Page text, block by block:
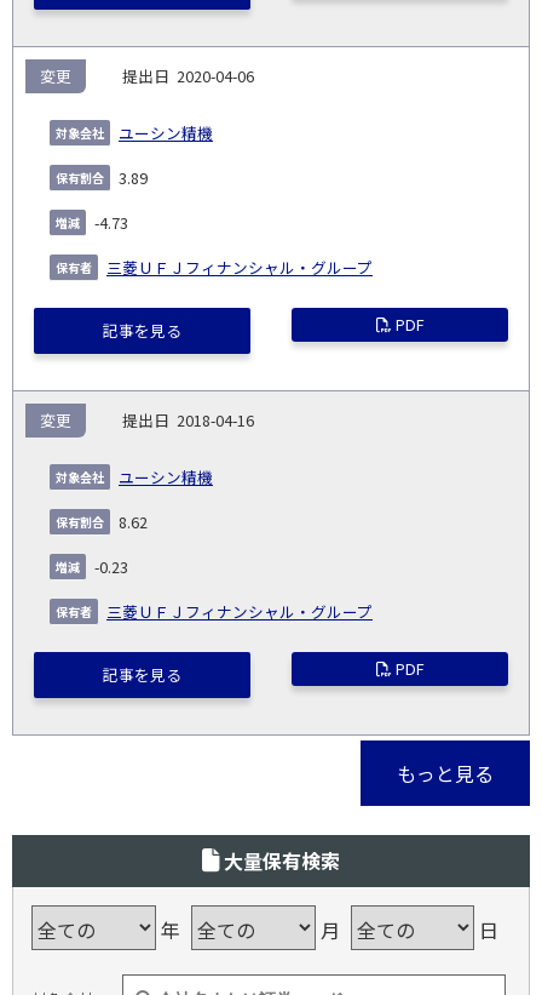
2020-04-06
ユーシン精機
変更
3.89
-4.73
三菱ＵＦＪフィナンシャル・グループ
記事を見る PDF
2018-04-16
ユーシン精機
変更
8.62
-0.23
三菱ＵＦＪフィナンシャル・グループ
記事を見る PDF
もっと見る
大量保有検索
年 月 日